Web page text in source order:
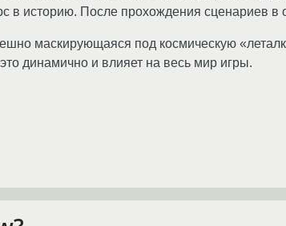
в историю. После прохождения сценариев
маскирующаяся под космическую
динамично и влияет на весь мир игры.